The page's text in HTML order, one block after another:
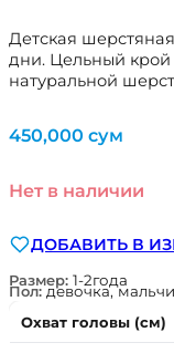
Детская
дни. Цельный крой
натуральной
450,000 сум
Нет в наличии
ДОБАВИТЬ В
Размер: 1-2года
Пол:девочка,
Охват головы (см)